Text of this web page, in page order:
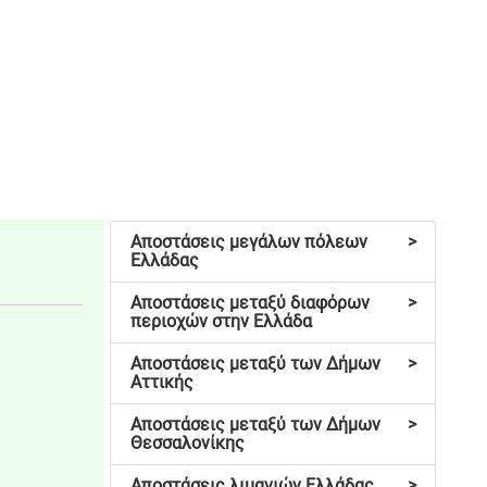
>
Αποστάσεις μεγάλων πόλεων
Ελλάδας
>
Αποστάσεις μεταξύ διαφόρων
περιοχών στην Ελλάδα
>
Αποστάσεις μεταξύ των Δήμων
Αττικής
>
Αποστάσεις μεταξύ των Δήμων
Θεσσαλονίκης